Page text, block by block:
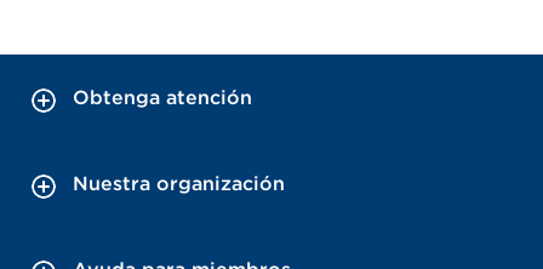
Obtenga atención
Nuestra organización